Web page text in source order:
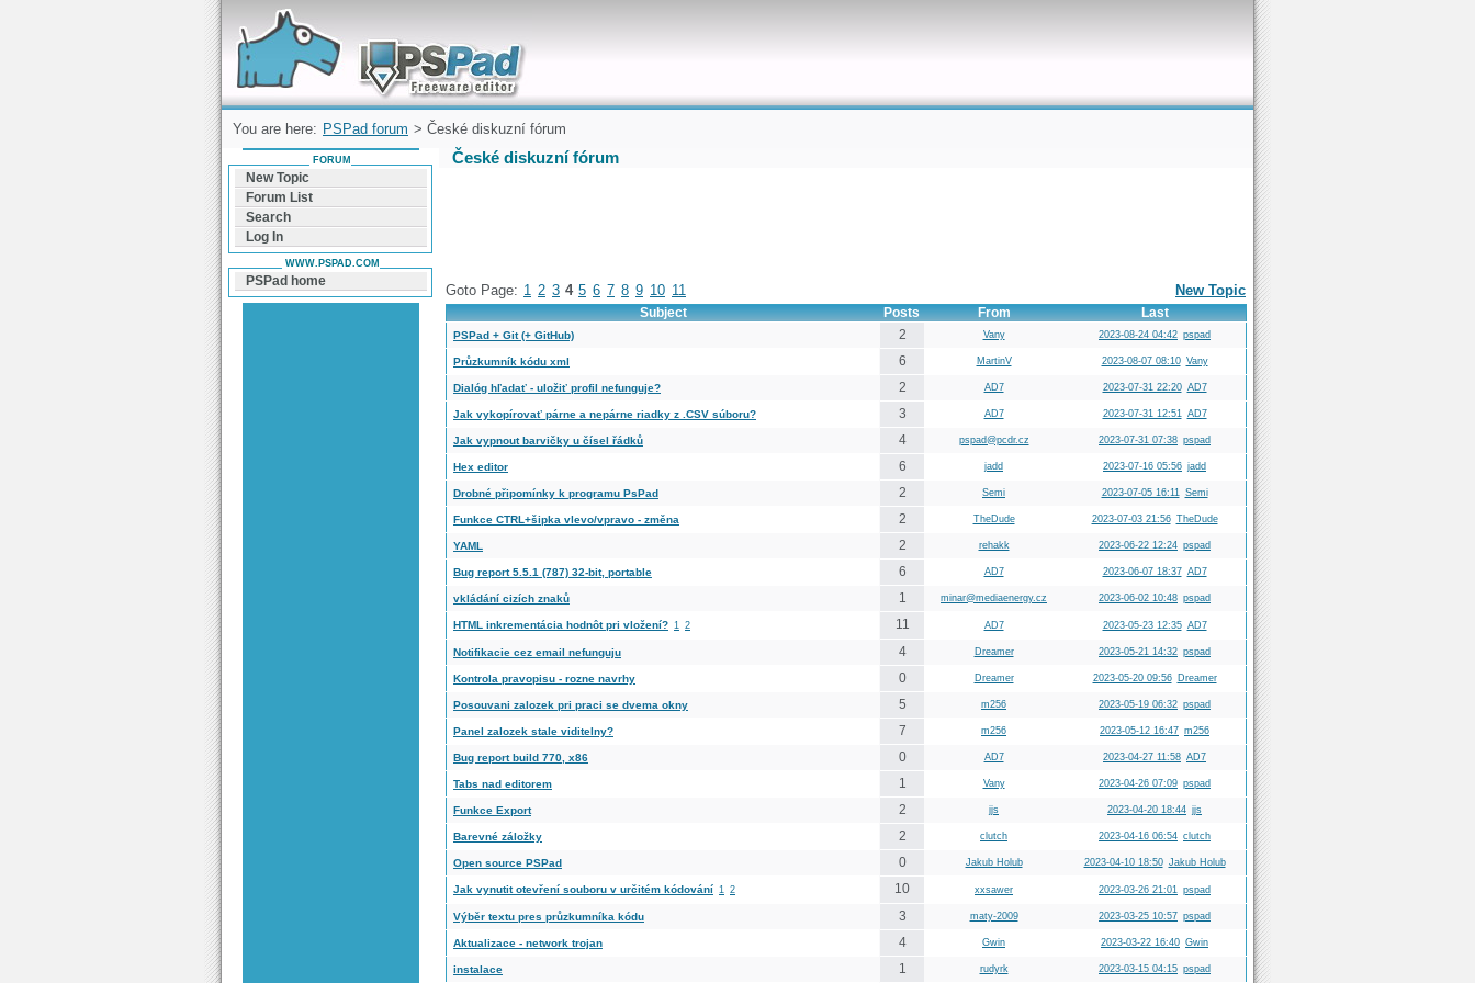
Forum can help you solve problems and quickly
find a solution with PSPad for Microsoft
Windows
You are here: PSPad forum > České diskuzní fórum
České diskuzní fórum
New Topic
Goto Page: 1 2 3 4 5 6 7 8 9 10 11
Subject Posts From Last
PSPad + Git (+ GitHub) 2 Vany 2023-08-24 04:42 pspad
Průzkumník kódu xml 6 MartinV 2023-08-07 08:10 Vany
Dialóg hľadať - uložiť profil nefunguje? 2 AD7 2023-07-31 22:20 AD7
Jak vykopírovať párne a nepárne riadky z .CSV súboru? 3 AD7 2023-07-31 12:51 AD7
Jak vypnout barvičky u čísel řádků 4 pspad@pcdr.cz 2023-07-31 07:38 pspad
Hex editor 6 jadd 2023-07-16 05:56 jadd
Drobné připomínky k programu PsPad 2 Semi 2023-07-05 16:11 Semi
Funkce CTRL+šipka vlevo/vpravo - změna 2 TheDude 2023-07-03 21:56 TheDude
YAML 2 rehakk 2023-06-22 12:24 pspad
Bug report 5.5.1 (787) 32-bit, portable 6 AD7 2023-06-07 18:37 AD7
vkládání cizích znaků 1 minar@mediaenergy.cz 2023-06-02 10:48 pspad
HTML inkrementácia hodnôt pri vložení? 1 2 11 AD7 2023-05-23 12:35 AD7
Notifikacie cez email nefunguju 4 Dreamer 2023-05-21 14:32 pspad
Kontrola pravopisu - rozne navrhy 0 Dreamer 2023-05-20 09:56 Dreamer
Posouvani zalozek pri praci se dvema okny 5 m256 2023-05-19 06:32 pspad
Panel zalozek stale viditelny? 7 m256 2023-05-12 16:47 m256
Bug report build 770, x86 0 AD7 2023-04-27 11:58 AD7
Tabs nad editorem 1 Vany 2023-04-26 07:09 pspad
Funkce Export 2 jjs 2023-04-20 18:44 jjs
Barevné záložky 2 clutch 2023-04-16 06:54 clutch
Open source PSPad 0 Jakub Holub 2023-04-10 18:50 Jakub Holub
Jak vynutit otevření souboru v určitém kódování 1 2 10 xxsawer 2023-03-26 21:01 pspad
Výběr textu pres průzkumníka kódu 3 maty-2009 2023-03-25 10:57 pspad
Aktualizace - network trojan 4 Gwin 2023-03-22 16:40 Gwin
instalace 1 rudyrk 2023-03-15 04:15 pspad
FORUM
New Topic
Forum List
Search
Log In
WWW.PSPAD.COM
PSPad home